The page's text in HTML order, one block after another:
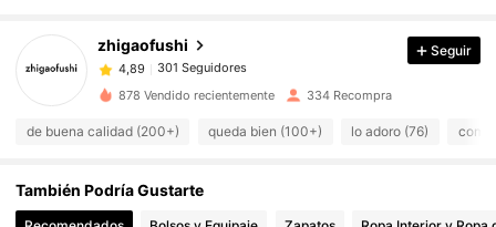
zhigaofushi
4,89
301 Seguidores
n***1
seguidoHace 1 día
4,89
4,89
4,89 301 Seguidores
301 Seguidores
Seguir
878 Vendido recientemente 334 Recompra
de buena calidad (200+) queda bien (100+) lo adoro (76) como
También Podría Gustarte